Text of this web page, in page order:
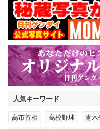
人気キーワード
高市首相 高校野球 青木